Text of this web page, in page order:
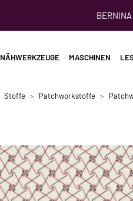
NÄHWERKZEUGE MASCHINEN
Stoffe Patchworkstoffe